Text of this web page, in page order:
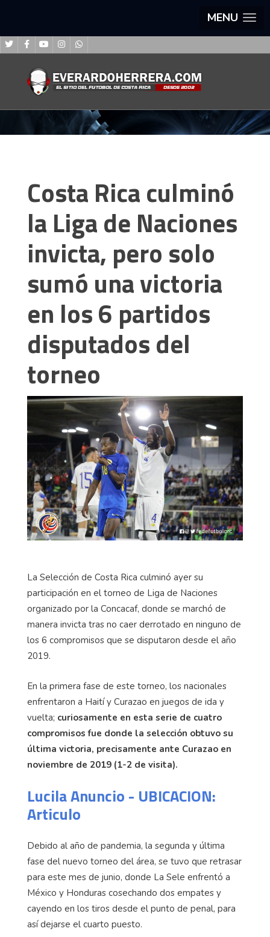
MENU
Costa Rica culminó
la Liga de Naciones
invicta, pero solo
sumó una victoria
en los 6 partidos
disputados del
torneo
La Selección de Costa Rica culminó ayer su
participación en el torneo de Liga de Naciones
organizado por la Concacaf, donde se marchó de
manera invicta tras no caer derrotado en ninguno de
los 6 compromisos que se disputaron desde el año
2019.
En la primera fase de este torneo, los nacionales
enfrentaron a Haití y Curazao en juegos de ida y
vuelta; curiosamente en esta serie de cuatro
compromisos fue donde la selección obtuvo su
última victoria, precisamente ante Curazao en
noviembre de 2019 (1-2 de visita).
Lucila Anuncio - UBICACION:
Articulo
Debido al año de pandemia, la segunda y última
fase del nuevo torneo del área, se tuvo que retrasar
para este mes de junio, donde La Sele enfrentó a
México y Honduras cosechando dos empates y
cayendo en los tiros desde el punto de penal, para
así dejarse el cuarto puesto.